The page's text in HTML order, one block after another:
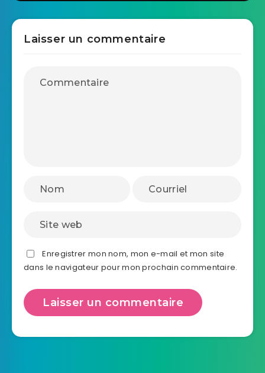
Laisser un commentaire
Enregistrer mon nom, mon e-mail et mon site
dans le navigateur pour mon prochain commentaire.